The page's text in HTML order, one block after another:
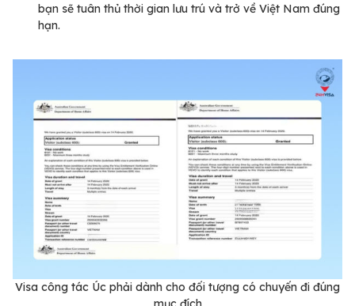
bạn sẽ tuân thủ thời gian lưu trú và trở về Việt Nam đúng
hạn.
Visa công tác Úc phải dành cho đối tượng có chuyến đi đúng